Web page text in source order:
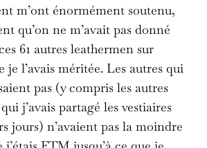
m’ont énormément soutenu,
qu’on ne m’avait pas donné
61 autres leathermen sur
je l’avais méritée. Les autres qui
pas (y compris les autres
j’avais partagé les vestiaires
jours) n’avaient pas la moindre